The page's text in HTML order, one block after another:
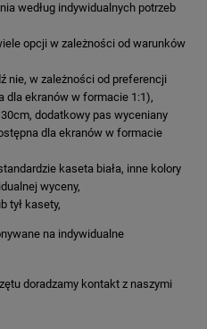
według indywidualnych potrzeb
opcji w zależności od warunków
nie, w zależności od preferencji
dla ekranów w formacie 1:1),
dodatkowy pas wyceniany
dla ekranów w formacie
kaseta biała, inne kolory
wyceny,
tył kasety,
na indywidualne
doradzamy kontakt z naszymi